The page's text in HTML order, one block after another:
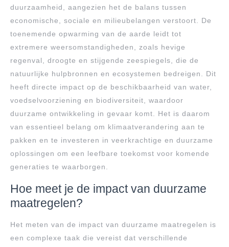
duurzaamheid, aangezien het de balans tussen
economische, sociale en milieubelangen verstoort. De
toenemende opwarming van de aarde leidt tot
extremere weersomstandigheden, zoals hevige
regenval, droogte en stijgende zeespiegels, die de
natuurlijke hulpbronnen en ecosystemen bedreigen. Dit
heeft directe impact op de beschikbaarheid van water,
voedselvoorziening en biodiversiteit, waardoor
duurzame ontwikkeling in gevaar komt. Het is daarom
van essentieel belang om klimaatverandering aan te
pakken en te investeren in veerkrachtige en duurzame
oplossingen om een leefbare toekomst voor komende
generaties te waarborgen.
Hoe meet je de impact van duurzame
maatregelen?
Het meten van de impact van duurzame maatregelen is
een complexe taak die vereist dat verschillende